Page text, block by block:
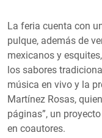
La feria cuenta con
pulque, además de
mexicanos y
los sabores
música en vivo y la
Martínez Rosas,
páginas”, un
en coautores.